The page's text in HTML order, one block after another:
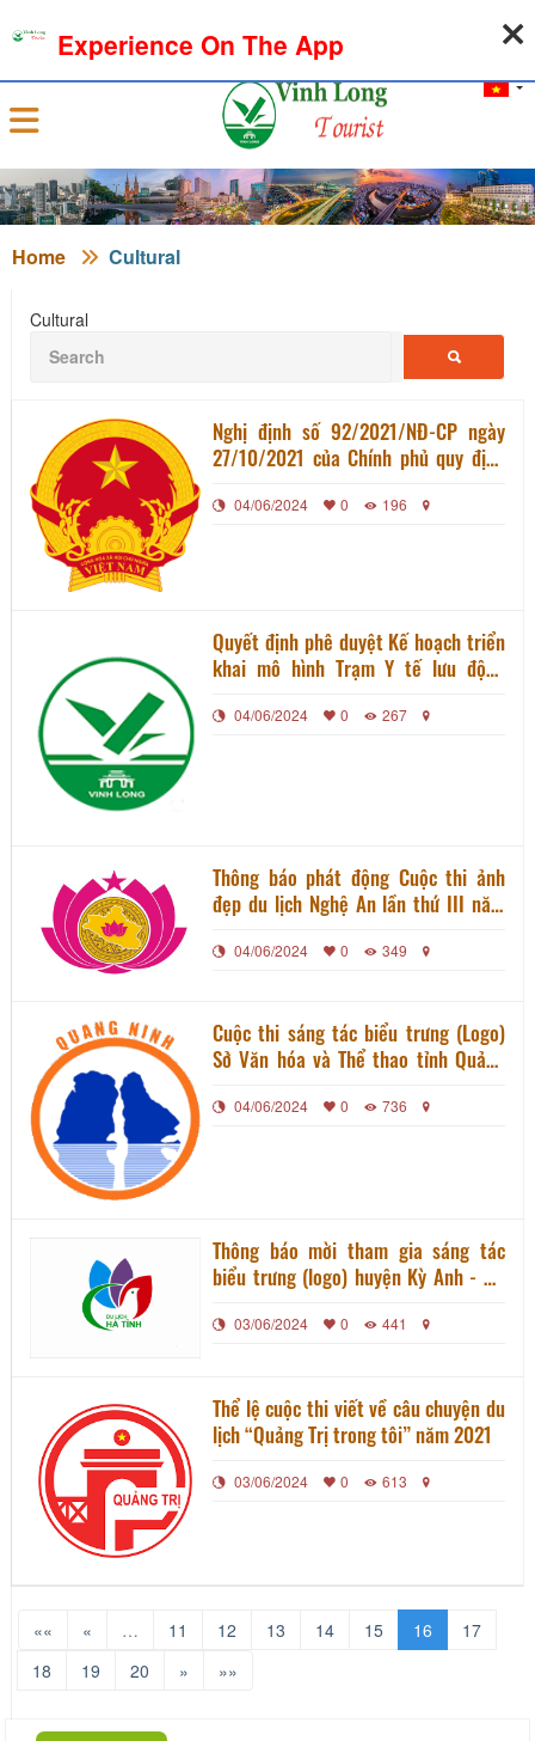
Sign in
Home Cultural
Cultural
Nghị định số 92/2021/NĐ-CP ngày
27/10/2021 của Chính phủ quy định
UBTVQH15 về giải pháp hỗ trợ doanh
04/06/2024 0 196
Quyết định phê duyệt Kế hoạch triển
khai mô hình Trạm Y tế lưu động
địa bàn tỉnh Vĩnh Long
04/06/2024 0 267
Thông báo phát động Cuộc thi ảnh
đẹp du lịch Nghệ An lần thứ III năm
04/06/2024 0 349
Cuộc thi sáng tác biểu trưng (Logo)
Sở Văn hóa và Thể thao tỉnh Quảng
04/06/2024 0 736
Thông báo mời tham gia sáng tác
biểu trưng (logo) huyện Kỳ Anh - Hà
03/06/2024 0 441
Thể lệ cuộc thi viết về câu chuyện du
lịch “Quảng Trị trong tôi” năm 2021
03/06/2024 0 613
«« « … 11 12 13 14 15 16
17
18
19 20 » »»
Experience On The App